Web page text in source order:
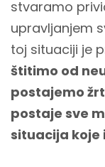
stvaramo
upravljanjem
toj situaciji je
štitimo od
postajemo
postaje sve
situacija koje